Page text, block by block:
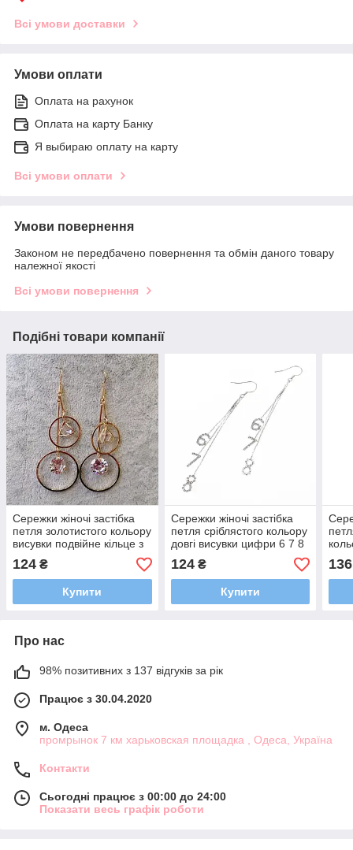
Всі умови доставки
Умови оплати
Оплата на рахунок
Оплата на карту Банку
Я выбираю оплату на карту
Всі умови оплати
Умови повернення
Законом не передбачено повернення та обмін даного товару
належної якості
Всі умови повернення
Подібні товари компанії
Сережки жіночі застібка
петля золотистого кольору
висувки подвійне кільце з
кришталевими
камінчиками розмір 7 см
124 ₴
Купити
Сережки жіночі застібка
петля сріблястого кольору
довгі висувки цифри 6 7 8
зі стразами розмір 10 см
124₴
Купити
10
136
Про нас
98% позитивних з 137 відгуків за рік
Працює з 30.04.2020
м. Одеса
промрынок 7 км харьковская площадка , Одеса, Україна
Контакти
Сьогодні працює з 00:00 до 24:00
Показати весь графік роботи